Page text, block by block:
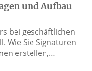
und Aufbau
bei geschäftlichen
Wie Sie Signaturen
erstellen,…